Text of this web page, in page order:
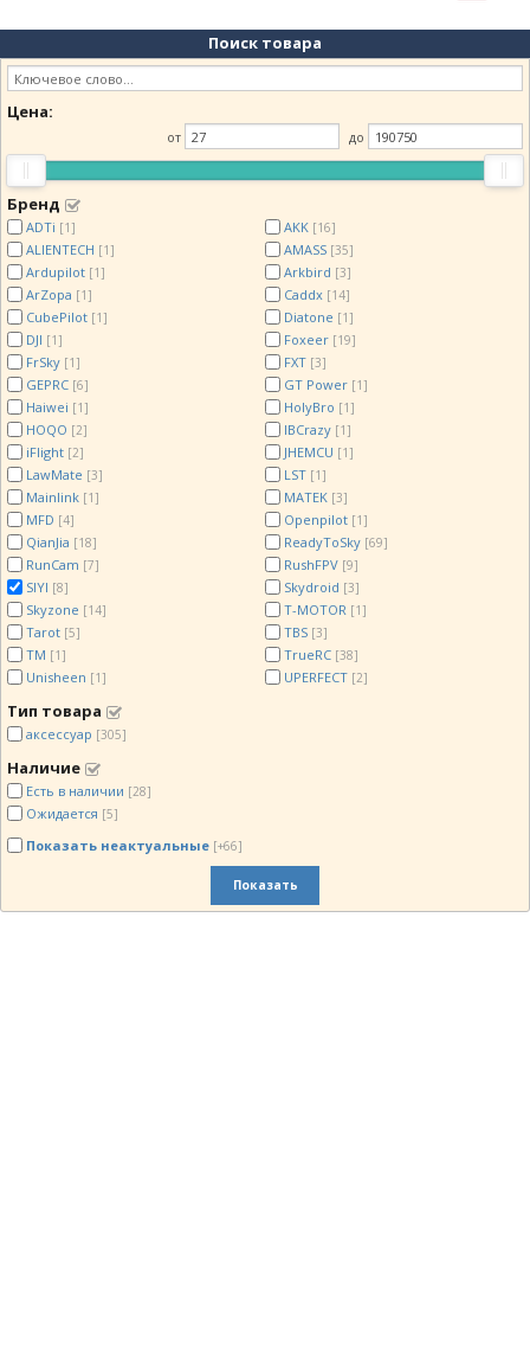
Поиск товара
Цена:
от до
Бренд
ADTi [1] AKK [16]
ALIENTECH [1] AMASS [35]
Ardupilot [1] Arkbird [3]
ArZopa [1] Caddx [14]
CubePilot [1] Diatone [1]
DJI [1] Foxeer [19]
FrSky [1] FXT [3]
GEPRC [6] GT Power [1]
Haiwei [1] HolyBro [1]
HOQO [2] IBCrazy [1]
iFlight [2] JHEMCU [1]
LawMate [3] LST [1]
Mainlink [1] MATEK [3]
MFD [4] Openpilot [1]
QianJia [18] ReadyToSky [69]
RunCam [7] RushFPV [9]
SIYI [8] Skydroid [3]
Skyzone [14] T-MOTOR [1]
Tarot [5] TBS [3]
TM [1] TrueRC [38]
Unisheen [1] UPERFECT [2]
Тип товара
аксессуар [305]
Наличие
Есть в наличии [28]
Ожидается [5]
Показать неактуальные [+66]
Показать